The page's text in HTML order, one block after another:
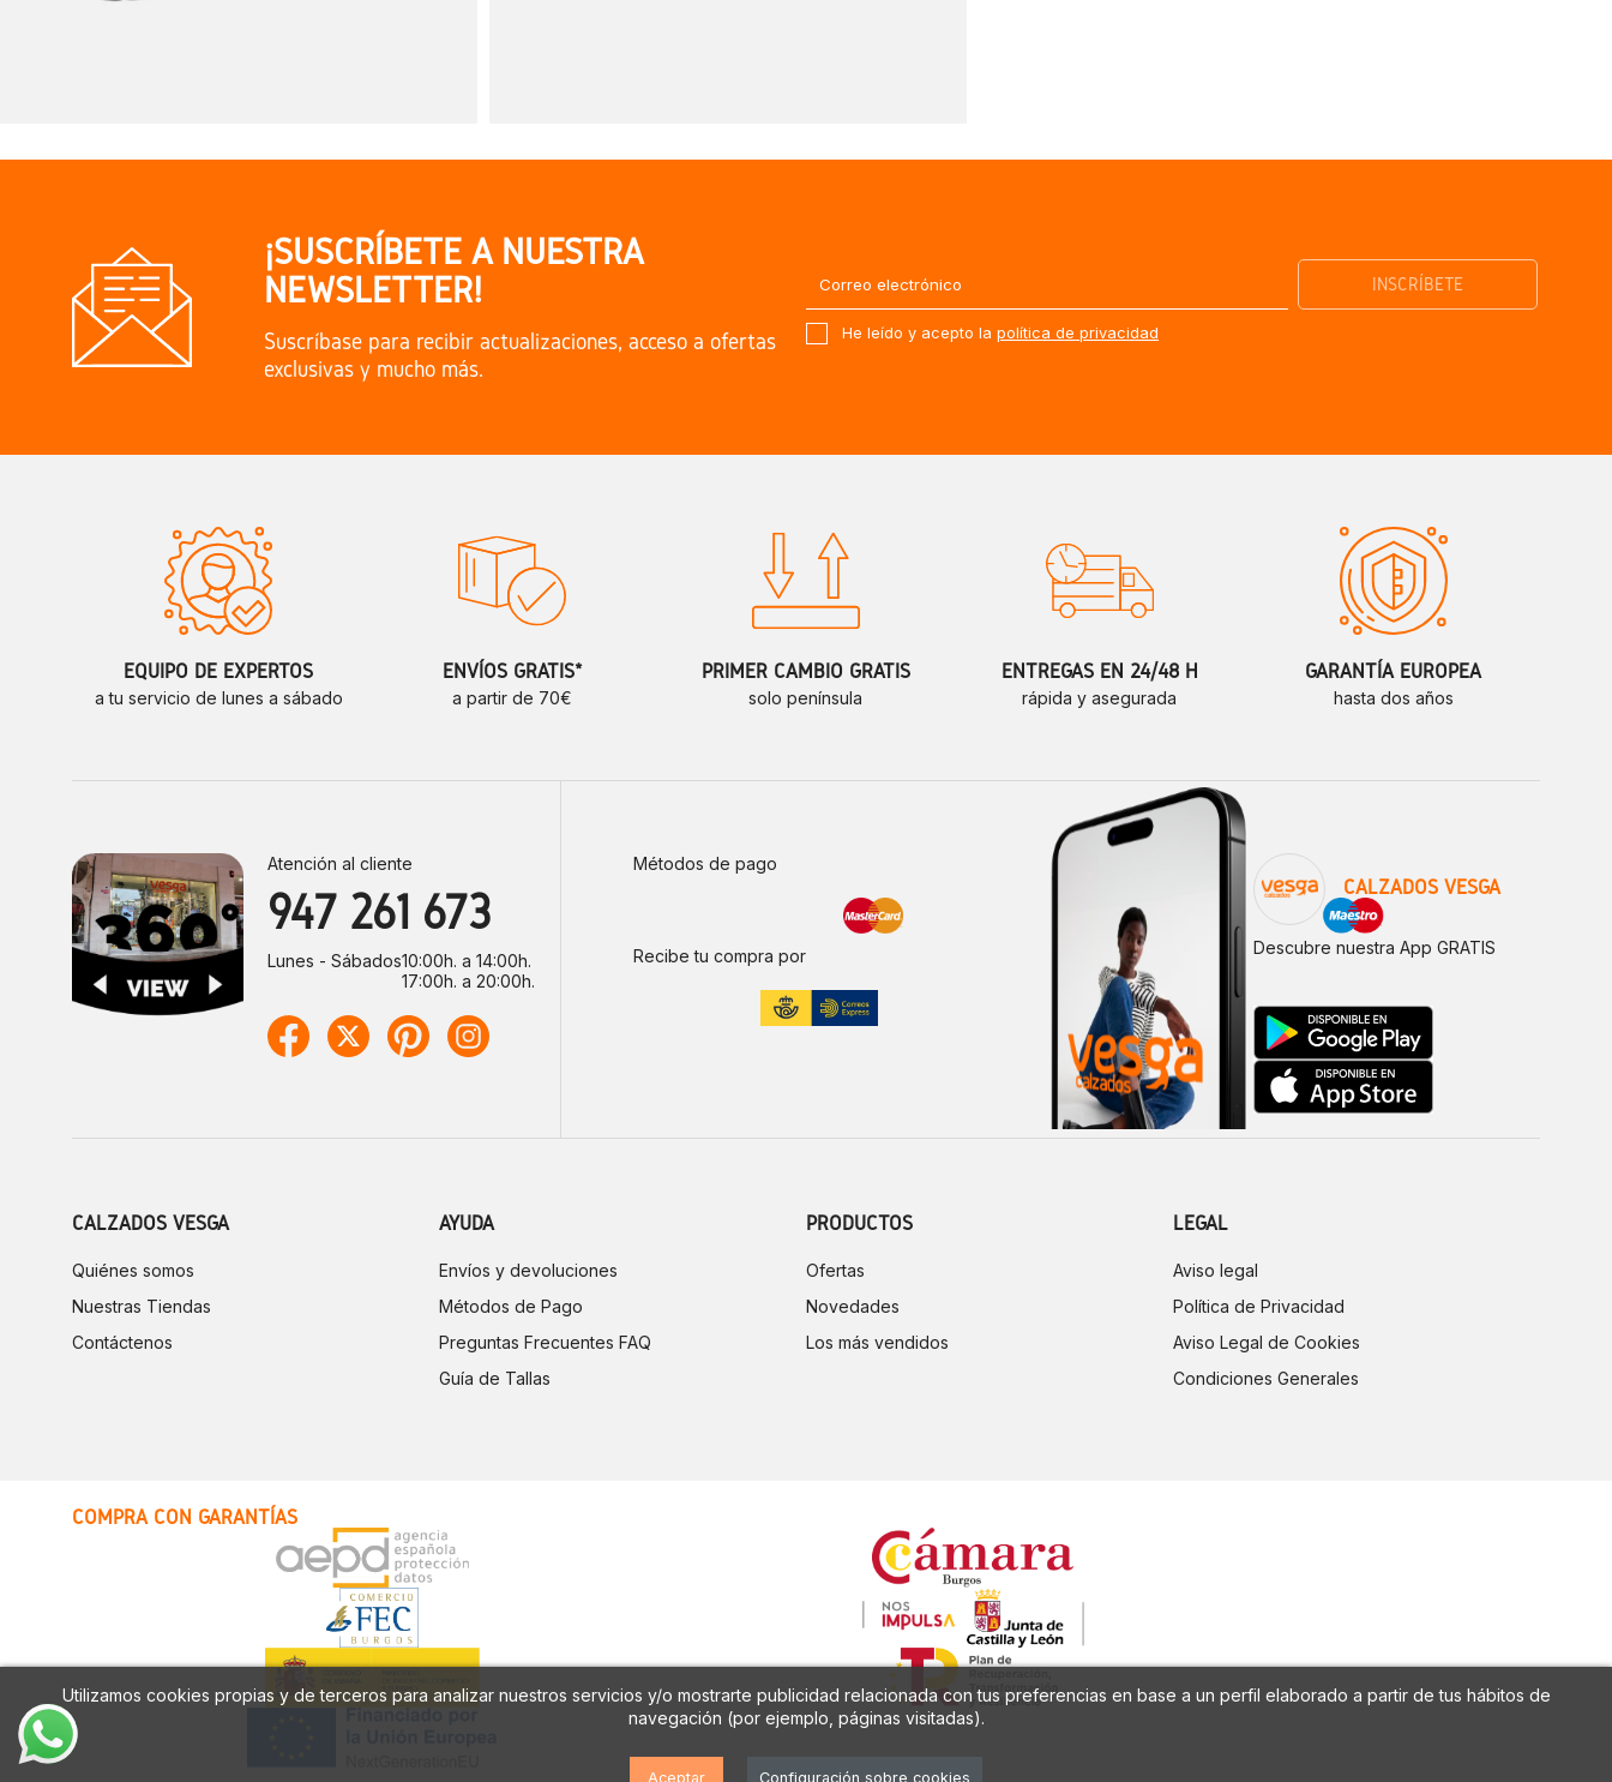
Utilizamos cookies propias y de terceros para analizar nuestros servicios y/o mostrarte publicidad relacionada con tus preferencias en base a un perfil elaborado a partir de tus hábitos de
navegación (por ejemplo, páginas visitadas).
Aceptar Configuración sobre cookies
¡SUSCRÍBETE A NUESTRA
NEWSLETTER!
Suscríbase para recibir actualizaciones, acceso a ofertas
exclusivas y mucho más.
He leído y acepto la política de privacidad
EQUIPO DE EXPERTOS
a tu servicio de lunes a sábado
ENVÍOS GRATIS*
a partir de 70€
PRIMER CAMBIO GRATIS
solo península
ENTREGAS EN 24/48 H
rápida y asegurada
GARANTÍA EUROPEA
hasta dos años
Atención al cliente
947 261 673
Lunes - Sábados10:00h. a 14:00h.
17:00h. a 20:00h.
Métodos de pago
Recibe tu compra por
CALZADOS VESGA
Descubre nuestra App GRATIS
CALZADOS VESGA
Quiénes somos
Nuestras Tiendas
Contáctenos
AYUDA
Envíos y devoluciones
Métodos de Pago
Preguntas Frecuentes FAQ
Guía de Tallas
PRODUCTOS
Ofertas
Novedades
Los más vendidos
LEGAL
Aviso legal
Política de Privacidad
Aviso Legal de Cookies
Condiciones Generales
COMPRA CON GARANTÍAS